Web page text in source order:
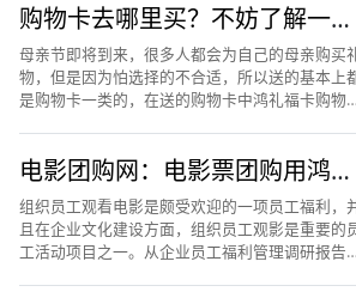
购物卡去哪里买？不妨了解一下
鸿礼福卡购物卡
母亲节即将到来，很多人都会为自己的母亲购买
物，但是因为怕选择的不合适，所以送的基本上
是购物卡一类的，在送的购物卡中鸿礼福卡购物卡
高，也想对于其他类型...
电影团购网：电影票团购用鸿礼
福卡兑换节省30%
组织员工观看电影是颇受欢迎的一项员工福利，
且在企业文化建设方面，组织员工观影是重要的
工活动项目之一。从企业员工福利管理调研报告数